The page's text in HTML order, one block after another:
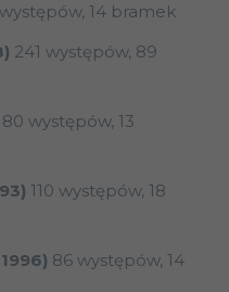
14 bramek
241 występów, 89
80 występów, 13
110 występów, 18
86 występów, 14